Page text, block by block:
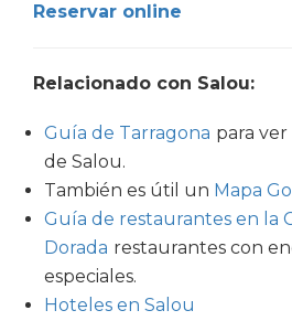
Reservar online
Relacionado con Salou:
Guía de Tarragona para
de Salou.
También es útil un Mapa
Guía de restaurantes en la
Dorada restaurantes con
especiales.
Hoteles en Salou